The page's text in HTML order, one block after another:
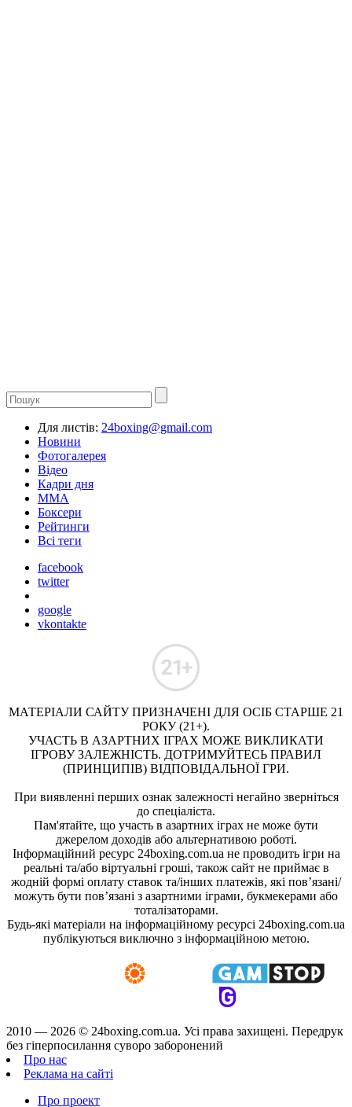
Для листів: 24boxing@gmail.com
Новини
Фотогалерея
Відео
Кадри дня
ММА
Боксери
Рейтинги
Всі теги
facebook
twitter
google
vkontakte
МАТЕРІАЛИ САЙТУ ПРИЗНАЧЕНІ ДЛЯ ОСІБ СТАРШЕ 21
РОКУ (21+).
УЧАСТЬ В АЗАРТНИХ ІГРАХ МОЖЕ ВИКЛИКАТИ
ІГРОВУ ЗАЛЕЖНІСТЬ. ДОТРИМУЙТЕСЬ ПРАВИЛ
(ПРИНЦИПІВ) ВІДПОВІДАЛЬНОЇ ГРИ.
При виявленні перших ознак залежності негайно зверніться
до спеціаліста.
Пам'ятайте, що участь в азартних іграх не може бути
джерелом доходів або альтернативою роботі.
Інформаційний ресурс 24boxing.com.ua не проводить ігри на
реальні та/або віртуальні гроші, також сайт не приймає в
жодній формі оплату ставок та/інших платежів, які пов’язані/
можуть бути пов’язані з азартними іграми, букмекерами або
тоталізаторами.
Будь-які матеріали на інформаційному ресурсі 24boxing.com.ua
публікуються виключно з інформаційною метою.
2010 — 2026 © 24boxing.com.ua. Усi права захищенi. Передрук
без гіперпосилання суворо заборонений
Про нас
Реклама на сайті
Про проект